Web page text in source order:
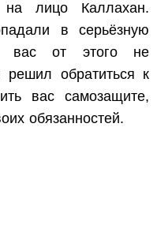
на лицо Каллахан.
в серьёзную
вас от этого не
решил обратиться к
вас самозащите,
обязанностей.